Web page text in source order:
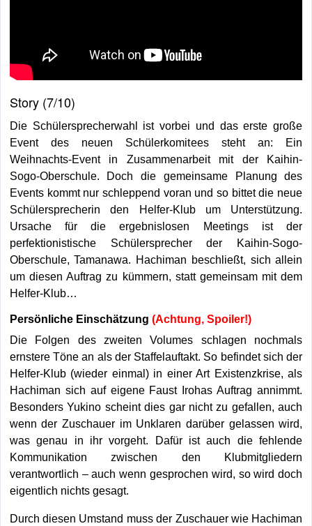
Story (7/10)
Die Schülersprecherwahl ist vorbei und das erste große
Event des neuen Schülerkomitees steht an: Ein
Weihnachts-Event in Zusammenarbeit mit der Kaihin-
Sogo-Oberschule. Doch die gemeinsame Planung des
Events kommt nur schleppend voran und so bittet die neue
Schülersprecherin den Helfer-Klub um Unterstützung.
Ursache für die ergebnislosen Meetings ist der
perfektionistische Schülersprecher der Kaihin-Sogo-
Oberschule, Tamanawa. Hachiman beschließt, sich allein
um diesen Auftrag zu kümmern, statt gemeinsam mit dem
Helfer-Klub…
Persönliche Einschätzung (Achtung, Spoiler!)
Die Folgen des zweiten Volumes schlagen nochmals
ernstere Töne an als der Staffelauftakt. So befindet sich der
Helfer-Klub (wieder einmal) in einer Art Existenzkrise, als
Hachiman sich auf eigene Faust Irohas Auftrag annimmt.
Besonders Yukino scheint dies gar nicht zu gefallen, auch
wenn der Zuschauer im Unklaren darüber gelassen wird,
was genau in ihr vorgeht. Dafür ist auch die fehlende
Kommunikation zwischen den Klubmitgliedern
verantwortlich – auch wenn gesprochen wird, so wird doch
eigentlich nichts gesagt.
Durch diesen Umstand muss der Zuschauer wie Hachiman